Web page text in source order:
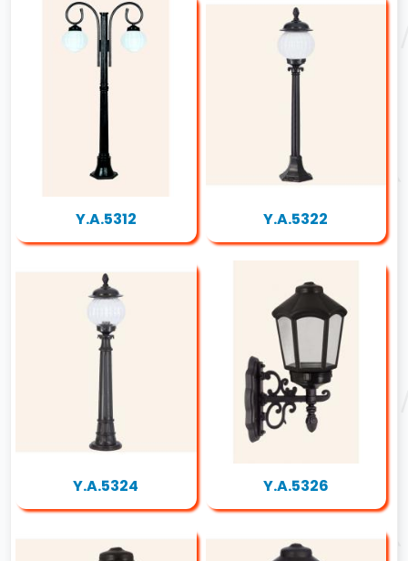
Y.A.5312 Y.A.5322
Y.A.5324 Y.A.5326